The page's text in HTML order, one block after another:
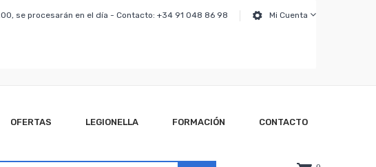
Mi Cuenta
se procesarán en el día - Contacto: +34 91 048 86 98
OFERTAS LEGIONELLA FORMACIÓN CONTACTO